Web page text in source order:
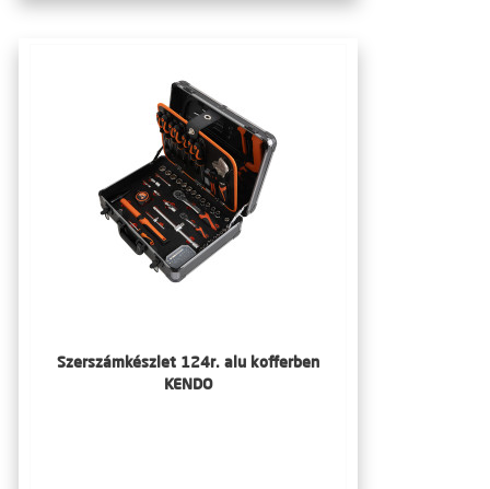
Szerszámkészlet 124r. alu kofferben
KENDO